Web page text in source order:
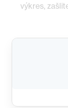
výkres,